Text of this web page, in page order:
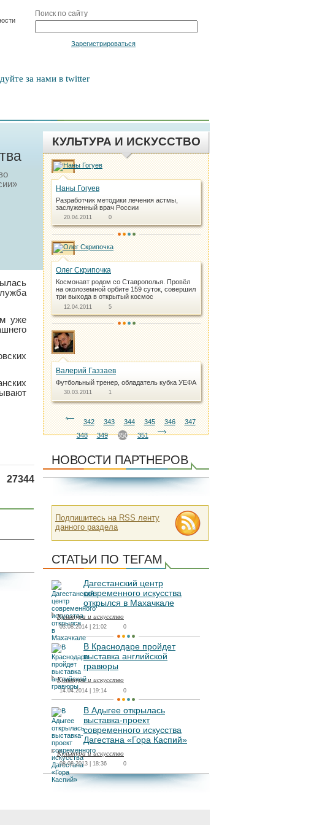
Поиск по сайту
Зарегистрироваться
за нами в twitter
уже
27344
КУЛЬТУРА И ИСКУССТВО
Наны Гогуев
Разработчик методики лечения астмы,
заслуженный врач России
20.04.2011 0
Олег Скрипочка
Космонавт родом со Ставрополья. Провёл
на околоземной орбите 159 суток, совершил
три выхода в открытый космос
12.04.2011 5
Валерий Газзаев
Футбольный тренер, обладатель кубка УЕФА
30.03.2011 1
342 343 344 345 346
347
348
349 350 351
НОВОСТИ ПАРТНЕРОВ
Подпишитесь на RSS ленту
данного раздела
СТАТЬИ ПО ТЕГАМ
Дагестанский центр
современного искусства
открылся в Махачкале
Культура и искусство
03.08.2014 | 21:02 0
В Краснодаре пройдет
выставка английской
гравюры
Культура и искусство
14.04.2014 | 19:14 0
В Адыгее открылась
выставка-проект
современного искусства
Дагестана «Гора Каспий»
Культура и искусство
08.08.2013 | 18:36 0